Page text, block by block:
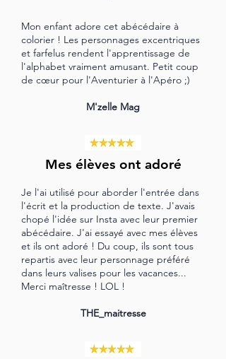
Mon enfant adore cet abécédaire à
colorier ! Les personnages excentriques
et farfelus rendent l'apprentissage de
l'alphabet vraiment amusant. Petit coup
de cœur pour l'Aventurier à l'Apéro ;)
M'zelle Mag
Mes élèves ont adoré
Je l'ai utilisé pour aborder l'entrée dans
l'écrit et la production de texte. J'avais
chopé l'idée sur Insta avec leur premier
abécédaire. J'ai essayé avec mes élèves
et ils ont adoré ! Du coup, ils sont tous
repartis avec leur personnage préféré
dans leurs valises pour les vacances...
Merci maîtresse ! LOL !
THE_maitresse